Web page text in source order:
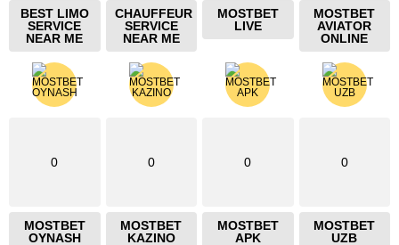
BEST LIMO
SERVICE
NEAR ME
CHAUFFEUR
SERVICE
NEAR ME
MOSTBET
LIVE
MOSTBET
AVIATOR
ONLINE
0
MOSTBET
OYNASH
0
MOSTBET
KAZINO
0
MOSTBET
APK
0
MOSTBET
UZB